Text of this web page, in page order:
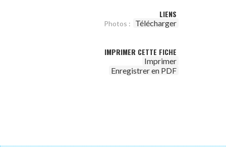
LIENS
Photos : Télécharger
IMPRIMER CETTE FICHE
Imprimer
Enregistrer en PDF